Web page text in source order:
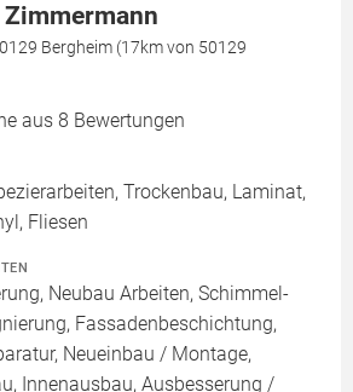
Zimmermann
Bergheim (17km von 50129
aus 8 Bewertungen
Trockenbau, Laminat,
Fliesen
Neubau Arbeiten, Schimmel-
Fassadenbeschichtung,
Neueinbau / Montage,
Innenausbau, Ausbesserung /